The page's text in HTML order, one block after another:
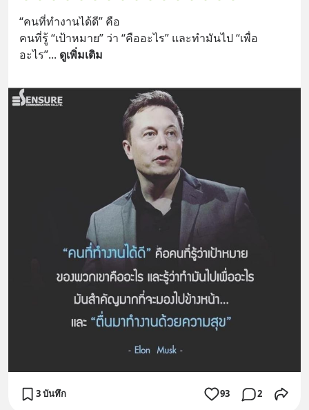
“คนที่ทำงานได้ดี” คือ
คนที่รู้ “เป้าหมาย” ว่า “คืออะไร” และทำมันไป “เพื่อ
อะไร”... ดูเพิ่มเติม
3 บันทึก 93 2